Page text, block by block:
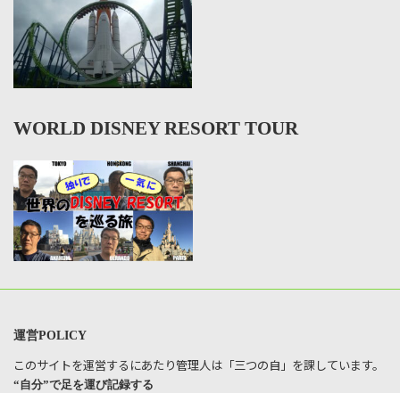
WORLD DISNEY RESORT TOUR
運営POLICY
このサイトを運営するにあたり管理人は「三つの自」を課しています。
“自分”で足を運び記録する